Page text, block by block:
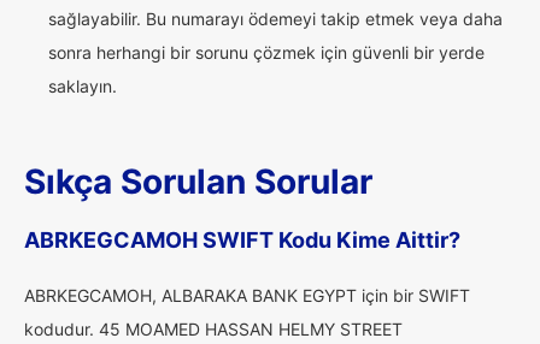
sağlayabilir. Bu numarayı ödemeyi takip etmek veya daha
sonra herhangi bir sorunu çözmek için güvenli bir yerde
saklayın.
Sıkça Sorulan Sorular
ABRKEGCAMOH SWIFT Kodu Kime Aittir?
ABRKEGCAMOH, ALBARAKA BANK EGYPT için bir SWIFT
kodudur. 45 MOAMED HASSAN HELMY STREET